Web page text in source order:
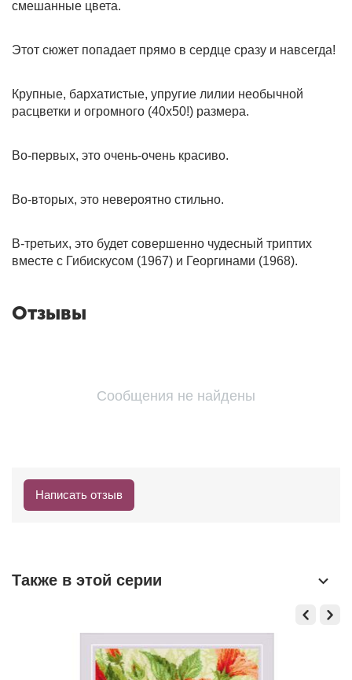
смешанные цвета.
Этот сюжет попадает прямо в сердце сразу и навсегда!
Крупные, бархатистые, упругие лилии необычной
расцветки и огромного (40х50!) размера.
Во-первых, это очень-очень красиво.
Во-вторых, это невероятно стильно.
В-третьих, это будет совершенно чудесный триптих
вместе с Гибискусом (1967) и Георгинами (1968).
Отзывы
Сообщения не найдены
Написать отзыв
Также в этой серии